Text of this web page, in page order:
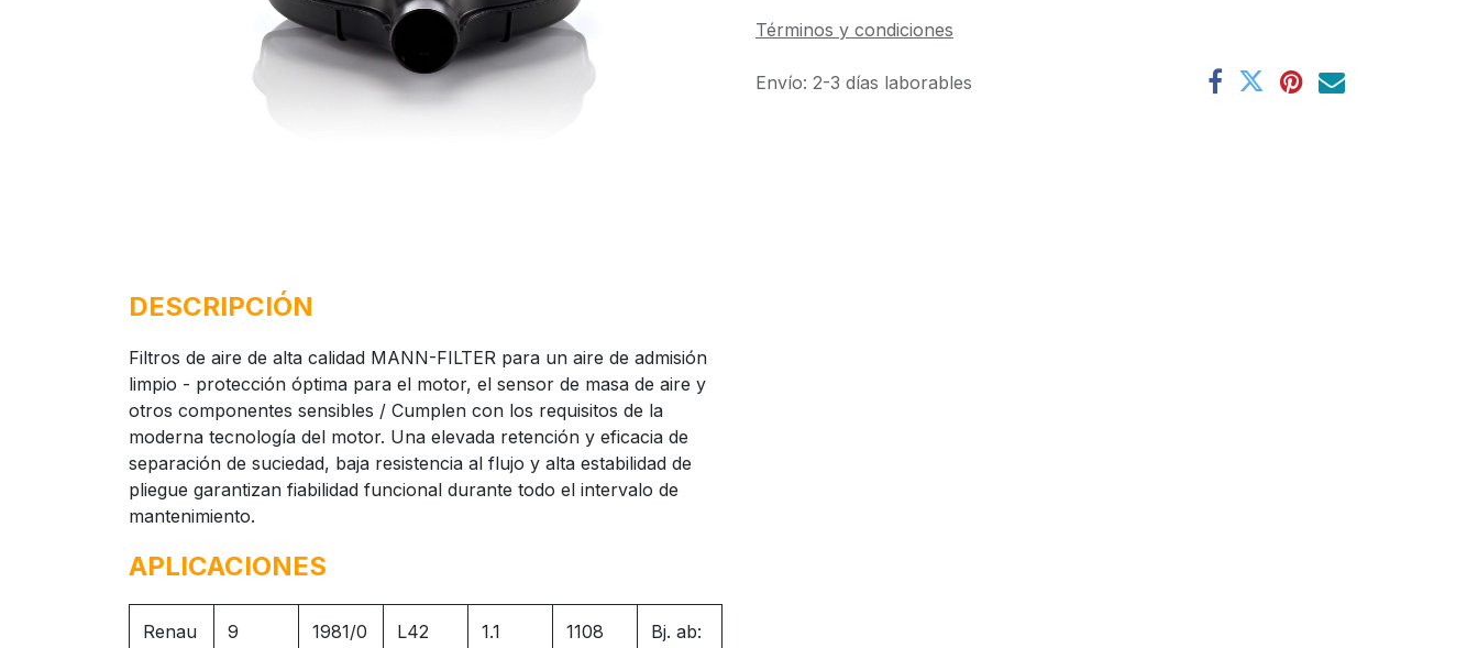
DESCRIPCIÓN
Filtros de aire de alta calidad MANN-FILTER para un aire de admisión
limpio - protección óptima para el motor, el sensor de masa de aire y
otros componentes sensibles / Cumplen con los requisitos de la
moderna tecnología del motor. Una elevada retención y eficacia de
separación de suciedad, baja resistencia al flujo y alta estabilidad de
pliegue garantizan fiabilidad funcional durante todo el intervalo de
mantenimiento.
APLICACIONES
Renau
9
1981/0
L42 1.1
1108
Bj. ab:
Términos y condiciones
Envío: 2-3 días laborables